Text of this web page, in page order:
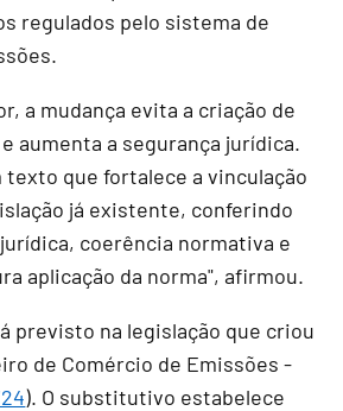
regulados pelo sistema de
a mudança evita a criação de
aumenta a segurança jurídica.
texto que fortalece a vinculação
já existente, conferindo
coerência normativa e
aplicação da norma", afirmou.
previsto na legislação que criou
de Comércio de Emissões -
). O substitutivo estabelece